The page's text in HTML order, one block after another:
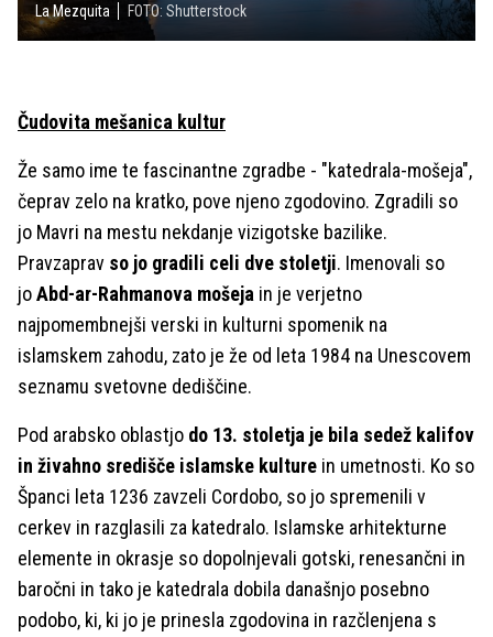
La Mezquita FOTO: Shutterstock
Čudovita mešanica kultur
Že samo ime te fascinantne zgradbe - "katedrala-mošeja",
čeprav zelo na kratko, pove njeno zgodovino. Zgradili so
jo Mavri na mestu nekdanje vizigotske bazilike.
Pravzaprav so jo gradili celi dve stoletji. Imenovali so
joAbd-ar-Rahmanova mošeja in je verjetno
najpomembnejši verski in kulturni spomenik na
islamskem zahodu, zato je že od leta 1984 na Unescovem
seznamu svetovne dediščine.
Pod arabsko oblastjo do 13. stoletja je bila sedež kalifov
in živahno središče islamske kulture in umetnosti. Ko so
Španci leta 1236 zavzeli Cordobo, so jo spremenili v
cerkev in razglasili za katedralo. Islamske arhitekturne
elemente in okrasje so dopolnjevali gotski, renesančni in
baročni in tako je katedrala dobila današnjo posebno
podobo, ki, ki jo je prinesla zgodovina in razčlenjena s